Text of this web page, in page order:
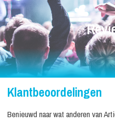
Klantbeoordelingen
Benieuwd naar wat anderen van